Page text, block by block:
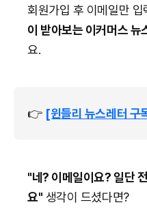
회원가입 후 이메일만 입
이 받아보는 이커머스 뉴
요.
👉 [윈들리 뉴스레터 구
"네? 이메일이요? 일단
요" 생각이 드셨다면?